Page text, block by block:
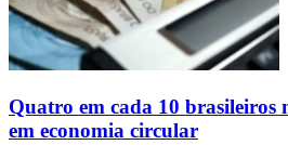
Quatro em cada 10
em economia circular